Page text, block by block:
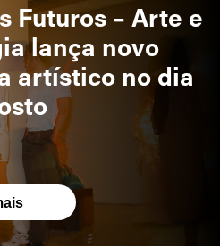
Futuros – Arte e
lança novo
artístico no dia